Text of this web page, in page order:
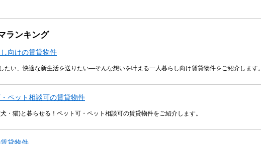
ランキング
向けの賃貸物件
たい、快適な新生活を送りたい―そんな想いを叶える一人暮らし向け賃貸物件をご紹介します。
ペット相談可の賃貸物件
・猫)と暮らせる！ペット可・ペット相談可の賃貸物件をご紹介します。
貸物件